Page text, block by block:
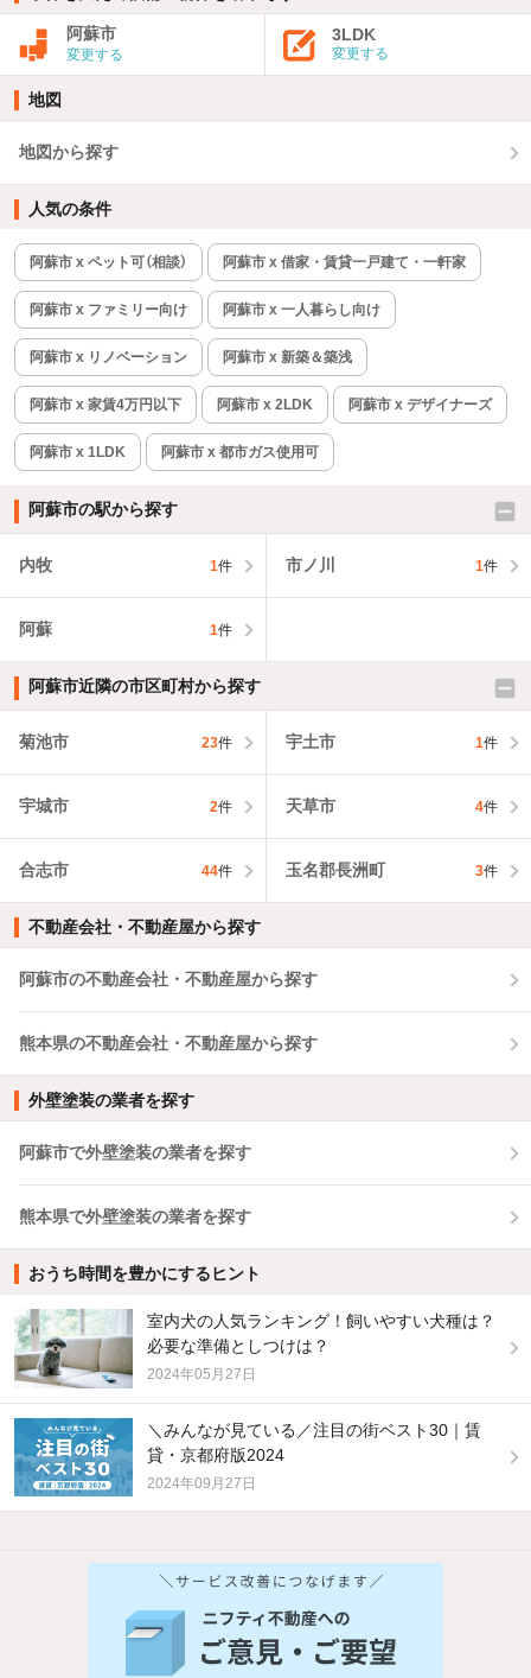
阿蘇市
変更する
3LDK
変更する
地図
地図から探す
人気の条件
阿蘇市 x ペット可（相談） 阿蘇市 x 借家・賃貸一戸建て・一軒家
阿蘇市 x ファミリー向け 阿蘇市 x 一人暮らし向け
阿蘇市 x リノベーション 阿蘇市 x 新築＆築浅
阿蘇市 x 家賃4万円以下 阿蘇市 x 2LDK 阿蘇市 x デザイナーズ
阿蘇市 x 1LDK 阿蘇市 x 都市ガス使用可
阿蘇市の駅から探す
内牧 1件 市ノ川 1件
阿蘇 1件
阿蘇市近隣の市区町村から探す
菊池市 23件 宇土市 1件
宇城市 2件 天草市 4件
合志市 44件 玉名郡長洲町 3件
不動産会社・不動産屋から探す
阿蘇市の不動産会社・不動産屋から探す
熊本県の不動産会社・不動産屋から探す
外壁塗装の業者を探す
阿蘇市で外壁塗装の業者を探す
熊本県で外壁塗装の業者を探す
おうち時間を豊かにするヒント
室内犬の人気ランキング！飼いやすい犬種は？
必要な準備としつけは？
2024年05月27日
＼みんなが見ている／注目の街ベスト30｜賃
貸・京都府版2024
2024年09月27日
バス・トイレ別 2階以上
新着物件メール通知
検索中の条件の新着物件情報をいち早く